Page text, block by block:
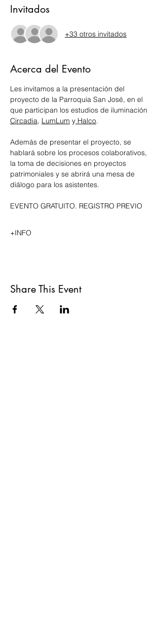
Invitados
+33 otros invitados
Acerca del Evento
Les invitamos a la presentación del
proyecto de la Parroquia San José, en el
que participan los estudios de iluminación
Circadia, LumLum y Halco.
Además de presentar el proyecto, se
hablará sobre los procesos colaborativos,
la toma de decisiones en proyectos
patrimoniales y se abrirá una mesa de
diálogo para los asistentes.
EVENTO GRATUITO. REGISTRO PREVIO
+INFO
Share This Event